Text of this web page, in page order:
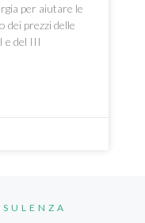
per aiutare le
dei prezzi delle
e del III